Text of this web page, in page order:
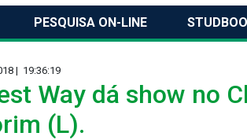
PESQUISA ON-LINE
| 19:36:19
Way dá show no
(L).